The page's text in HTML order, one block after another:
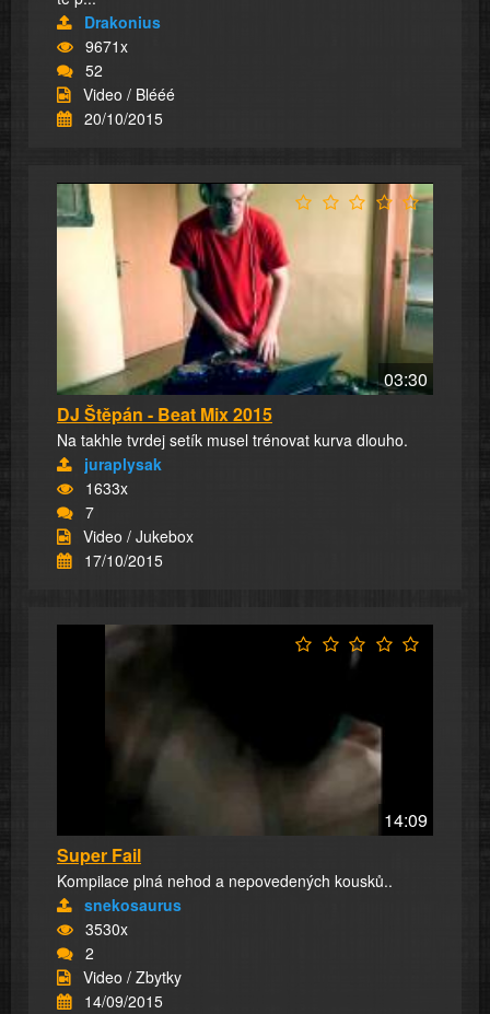
Drakonius
9671x
52
Video / Blééé
20/10/2015
03:30
DJ Štěpán - Beat Mix 2015
Na takhle tvrdej setík musel trénovat kurva dlouho.
juraplysak
1633x
7
Video / Jukebox
17/10/2015
14:09
Super Fail
Kompilace plná nehod a nepovedených kousků..
snekosaurus
3530x
2
Video / Zbytky
14/09/2015